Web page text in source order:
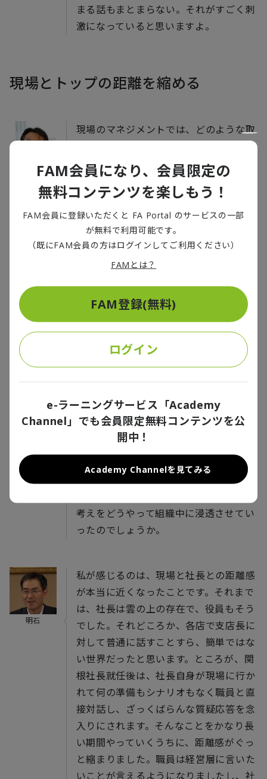
まる話もまとまらない。それがすごく刺
激になっていると思いますよ。
現場とトップの距離を縮める
中島
現場のマネジメントでは、どのような取
「リーダーシップスタイル診断」を行っ
ています。私が社長に就任した初年度の
支店長のリーダーシップスタイルは、ほ
とんど全員「指示命令型」でした。今は
全く違って、「指示命令型」はすごく少
なくなり、代わりに、それ以外の「ビジ
ョン型」「民主型」「関係重視型」「率
先垂範型」「育成型」が多くなっていま
す。かつ、1人でいくつものスタイルを
使いこなせるリーダーも多数出ていま
そこまで大きなビヘイビアの変化は10年
くらい掛かるものでしょうから、こんな
に短期間で変化したのは稀有ですね。な
ぜできたのでしょうか。関根社長が先導
考えをどうやって組織中に浸透させてい
ったのでしょうか。
明石
私が感じるのは、現場と社長との距離感
が本当に近くなったことです。それまで
は、社長は雲の上の存在で、役員もそう
でした。それどころか、各店で支店長に
対して普通に話すことすら、簡単ではな
い世界だったと思います。ところが、関
根社長就任後は、社長自身が現場に行か
れて何の準備もシナリオもなく職員と直
接対話し、ざっくばらんな質疑応答を念
入りにされます。そんなことをかなり長
い期間やっていくうちに、距離感がぐっ
と縮まりました。職員は経営層に言いた
いことが言えるようになりましたし、社
FAM会員になり、会員限定の
無料コンテンツを楽しもう！
FAM会員に登録いただくと FA Portal のサービスの一部
が無料で利用可能です。
（既にFAM会員の方はログインしてご利用ください）
FAMとは？
FAM登録(無料)
ログイン
e-ラーニングサービス「Academy
Channel」でも会員限定無料コンテンツを公
開中！
Academy Channelを見てみる